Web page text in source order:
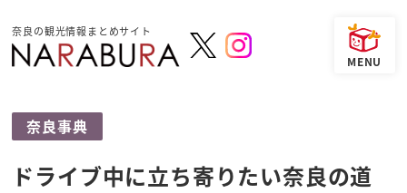
奈良の観光情報まとめサイト
奈良事典
ドライブ中に立ち寄りたい奈良の道